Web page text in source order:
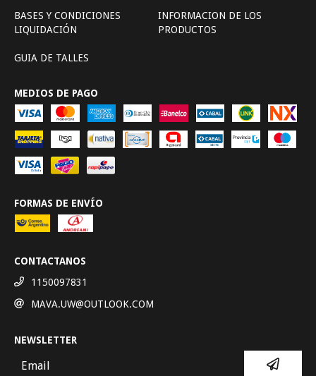
BASES Y CONDICIONES
LIQUIDACIÓN
INFORMACION DE LOS
PRODUCTOS
GUIA DE TALLES
MEDIOS DE PAGO
FORMAS DE ENVÍO
CONTACTANOS
1150097831
MAVA.UW@OUTLOOK.COM
NEWSLETTER